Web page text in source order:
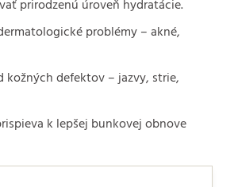
prirodzenú úroveň hydratácie.
problémy – akné,
kožných defektov – jazvy, strie,
k lepšej bunkovej obnove